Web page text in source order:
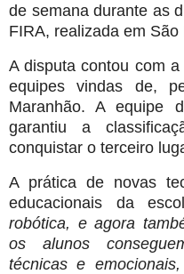
de semana durante as
FIRA, realizada em São
A disputa contou com
equipes vindas de,
Maranhão. A equipe
garantiu a
conquistar o terceiro
A prática de novas
educacionais da
robótica, e agora
os alunos
técnicas e